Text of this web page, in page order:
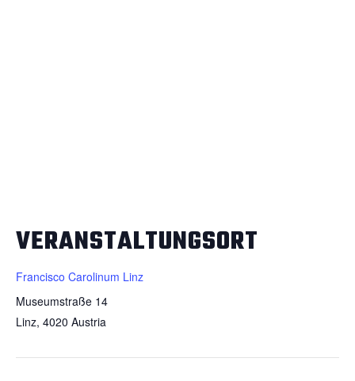
VERANSTALTUNGSORT
Francisco Carolinum Linz
Museumstraße 14
Linz, 4020 Austria